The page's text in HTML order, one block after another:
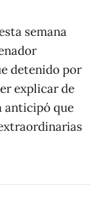
semana
detenido por
explicar de
anticipó que